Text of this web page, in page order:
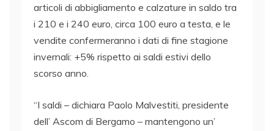
articoli di abbigliamento e calzature in saldo tra
i 210 e i 240 euro, circa 100 euro a testa, e le
vendite confermeranno i dati di fine stagione
invernali: +5% rispetto ai saldi estivi dello
scorso anno.
“I saldi – dichiara Paolo Malvestiti, presidente
dell’ Ascom di Bergamo – mantengono un’